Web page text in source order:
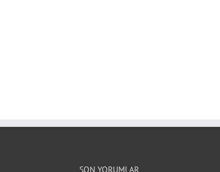
SON YORUMLAR